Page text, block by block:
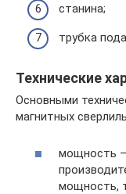
станина;
трубка
Технические
Основными
магнитных
мощность
мощность,